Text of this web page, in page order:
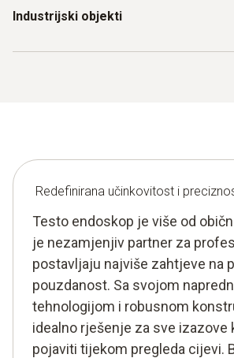
oštećenja i učinkovito planiranje
Industrijski objekti
Redefinirana učinkovitost i
Testo endoskop je više od
je nezamjenjiv partner za
postavljaju najviše zahtjeve na
pouzdanost. Sa svojom
tehnologijom i robusnom
idealno rješenje za sve izazove
pojaviti tijekom pregleda cijevi.